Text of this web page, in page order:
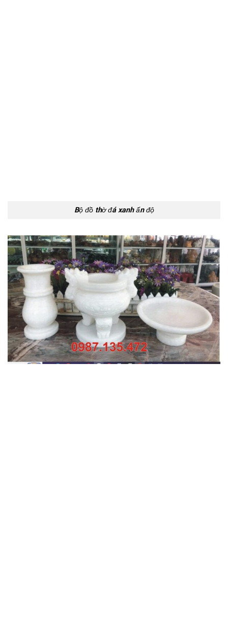
Bộ đồ thờ đá xanh ấn độ